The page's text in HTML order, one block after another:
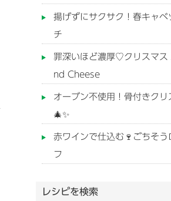
揚げずにサクサク！春キャベ
チ
罪深いほど濃厚♡クリスマ
nd Cheese
オーブン不使用！骨付きクリ
🎄✨
赤ワインで仕込む🍷ごちそう
フ
レシピを検索